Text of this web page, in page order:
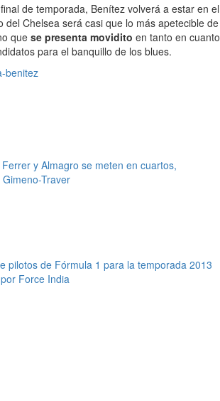
de temporada, Benítez volverá a estar en el
del Chelsea será casi que lo más apetecible de
que se presenta movidito en tanto en cuanto
para el banquillo de los blues.
benitez
y Almagro se meten en cuartos,
Traver
pilotos de Fórmula 1 para la temporada 2013
Force India